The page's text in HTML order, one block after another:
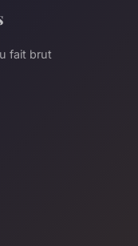
fait brut